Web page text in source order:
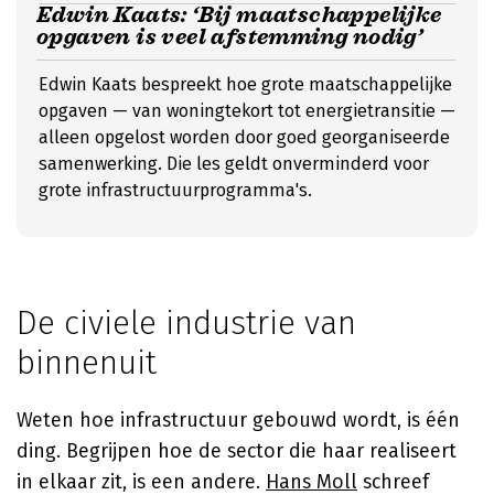
Edwin Kaats: ‘Bij maatschappelijke
opgaven is veel afstemming nodig’
Edwin Kaats bespreekt hoe grote maatschappelijke
opgaven — van woningtekort tot energietransitie —
alleen opgelost worden door goed georganiseerde
samenwerking. Die les geldt onverminderd voor
grote infrastructuurprogramma's.
De civiele industrie van
binnenuit
Weten hoe infrastructuur gebouwd wordt, is één
ding. Begrijpen hoe de sector die haar realiseert
in elkaar zit, is een andere. Hans Moll schreef